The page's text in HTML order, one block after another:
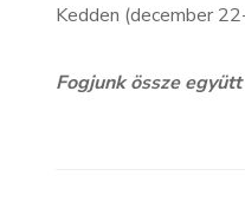
Kedden (december
Fogjunk össze